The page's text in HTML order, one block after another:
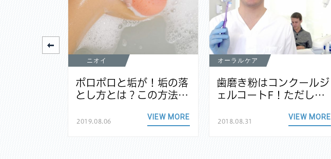
ニオイ
ポロポロと垢が！垢の落
とし方とは？この方法…
2019.08.06
VIEW MORE
オーラルケア
歯磨き粉はコンクールジ
ェルコートF！ただし…
2018.08.31
VIEW MORE